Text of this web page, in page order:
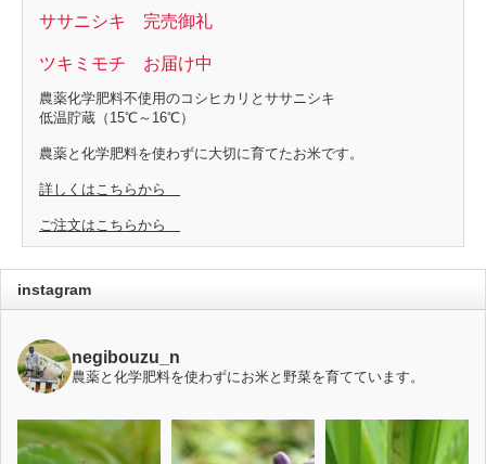
ササニシキ 完売御礼
ツキミモチ お届け中
農薬化学肥料不使用のコシヒカリとササニシキ
低温貯蔵（15℃～16℃）
農薬と化学肥料を使わずに大切に育てたお米です。
詳しくはこちらから
ご注文はこちらから
instagram
negibouzu_n
農薬と化学肥料を使わずにお米と野菜を育てています。